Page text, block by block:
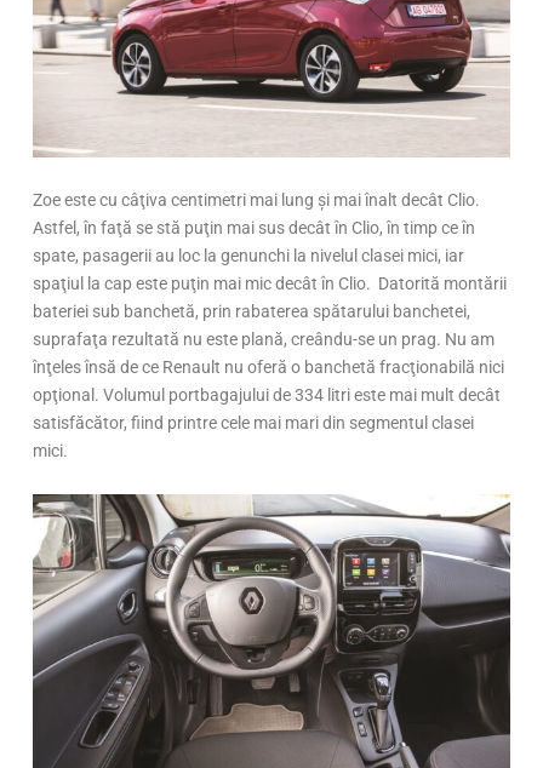
Zoe este cu câţiva centimetri mai lung şi mai înalt decât Clio.
Astfel, în faţă se stă puţin mai sus decât în Clio, în timp ce în
spate, pasagerii au loc la genunchi la nivelul clasei mici, iar
spaţiul la cap este puţin mai mic decât în Clio. Datorită montării
bateriei sub banchetă, prin rabaterea spătarului banchetei,
suprafaţa rezultată nu este plană, creându-se un prag. Nu am
înţeles însă de ce Renault nu oferă o banchetă fracţionabilă nici
opţional. Volumul portbagajului de 334 litri este mai mult decât
satisfăcător, fiind printre cele mai mari din segmentul clasei
mici.